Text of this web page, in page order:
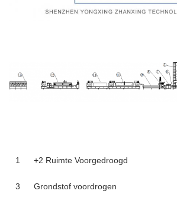
1 +2 Ruimte Voorgedroogd
3 Grondstof voordrogen